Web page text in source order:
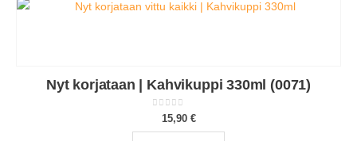
Nyt korjataan | Kahvikuppi 330ml (0071)
out of 5
15,90 €